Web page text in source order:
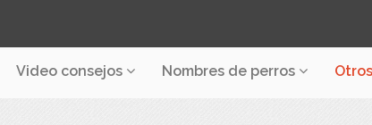
Video consejos Nombres de perros